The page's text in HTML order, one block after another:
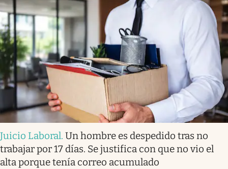
Juicio Laboral. Un hombre es despedido tras no
trabajar por 17 días. Se justifica con que no vio el
alta porque tenía correo acumulado